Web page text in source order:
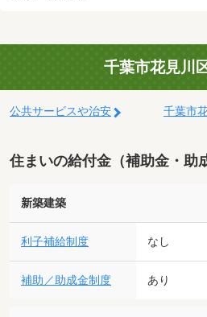
千葉市花見川
公共サービスや治安 千葉市
住まいの給付金（補助金・助
新築建築
利子補給制度 なし
補助／助成金制度 あり